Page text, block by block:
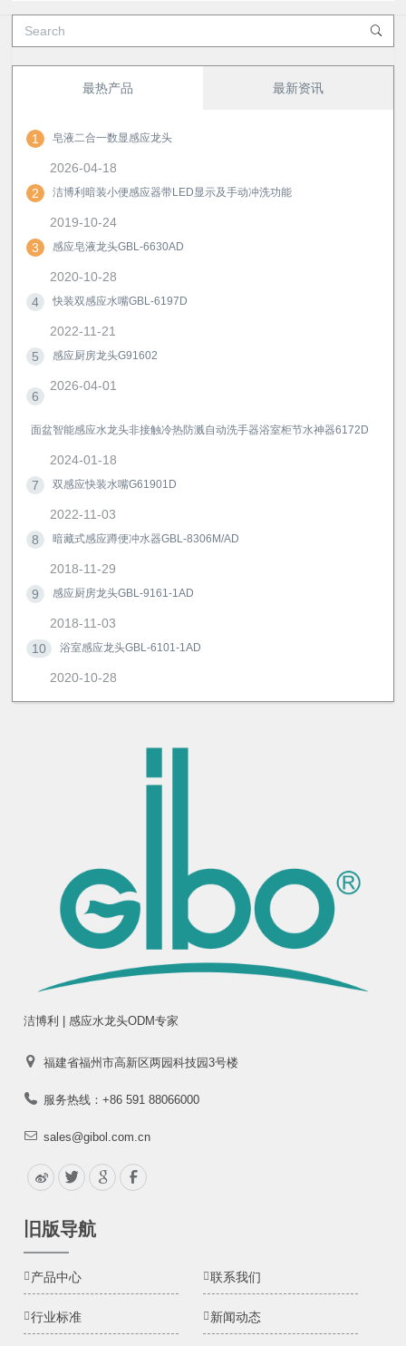
最热产品 最新资讯
1 皂液二合一数显感应龙头
2026-04-18
2
洁博利暗装小便感应器带LED显示及手动冲洗功能
2019-10-24
3
感应皂液龙头GBL-6630AD
2020-10-28
4
快装双感应水嘴GBL-6197D
2022-11-21
5
感应厨房龙头G91602
2026-04-01
6
面盆智能感应水龙头非接触冷热防溅自动洗手器浴室柜节水神器6172D
2024-01-18
7
双感应快装水嘴G61901D
2022-11-03
8
暗藏式感应蹲便冲水器GBL-8306M/AD
2018-11-29
9
感应厨房龙头GBL-9161-1AD
2018-11-03
10
浴室感应龙头GBL-6101-1AD
2020-10-28
洁博利 | 感应水龙头ODM专家
福建省福州市高新区两园科技园3号楼
服务热线：+86 591 88066000
sales@gibol.com.cn
旧版导航
产品中心 联系我们
行业标准 新闻动态